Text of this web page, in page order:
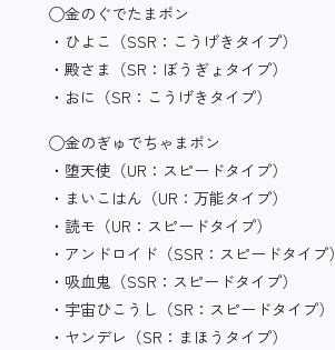
◯金のぐでたまポン
・ひよこ（SSR：こうげきタイプ）
・殿さま（SR：ぼうぎょタイプ）
・おに（SR：こうげきタイプ）
◯金のぎゅでちゃまポン
・堕天使（UR：スピードタイプ）
・まいこはん（UR：万能タイプ）
・読モ（UR：スピードタイプ）
・アンドロイド（SSR：スピードタイプ）
・吸血鬼（SSR：スピードタイプ）
・宇宙ひこうし（SR：スピードタイプ）
・ヤンデレ（SR：まほうタイプ）